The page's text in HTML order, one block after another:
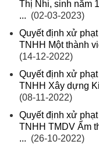
Thị Nhi, sinh năm
... (02-03-2023)
Quyết định xử
TNHH Một thành
(14-12-2022)
Quyết định xử
TNHH Xây dựng
(08-11-2022)
Quyết định xử
TNHH TMDV Ẩm
... (26-10-2022)